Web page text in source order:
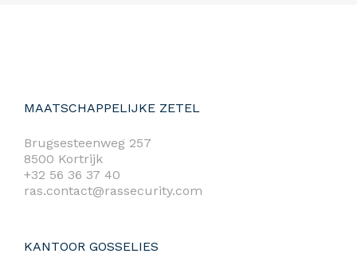
MAATSCHAPPELIJKE ZETEL
Brugsesteenweg 257
8500 Kortrijk
+32 56 36 37 40
ras.contact@rassecurity.com
KANTOOR GOSSELIES